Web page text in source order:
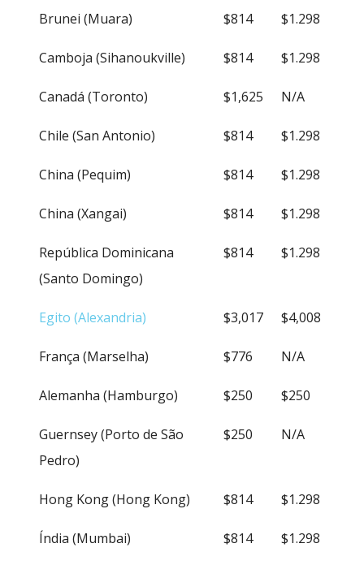
Brunei (Muara) $814 $1.298
Camboja (Sihanoukville) $814 $1.298
Canadá (Toronto) $1,625 N/A
Chile (San Antonio) $814 $1.298
China (Pequim) $814 $1.298
China (Xangai) $814 $1.298
República Dominicana
(Santo Domingo)
$814 $1.298
Egito (Alexandria) $3,017 $4,008
França (Marselha) $776 N/A
Alemanha (Hamburgo) $250 $250
Guernsey (Porto de São
Pedro)
$250 N/A
Hong Kong (Hong Kong) $814 $1.298
Índia (Mumbai) $814 $1.298